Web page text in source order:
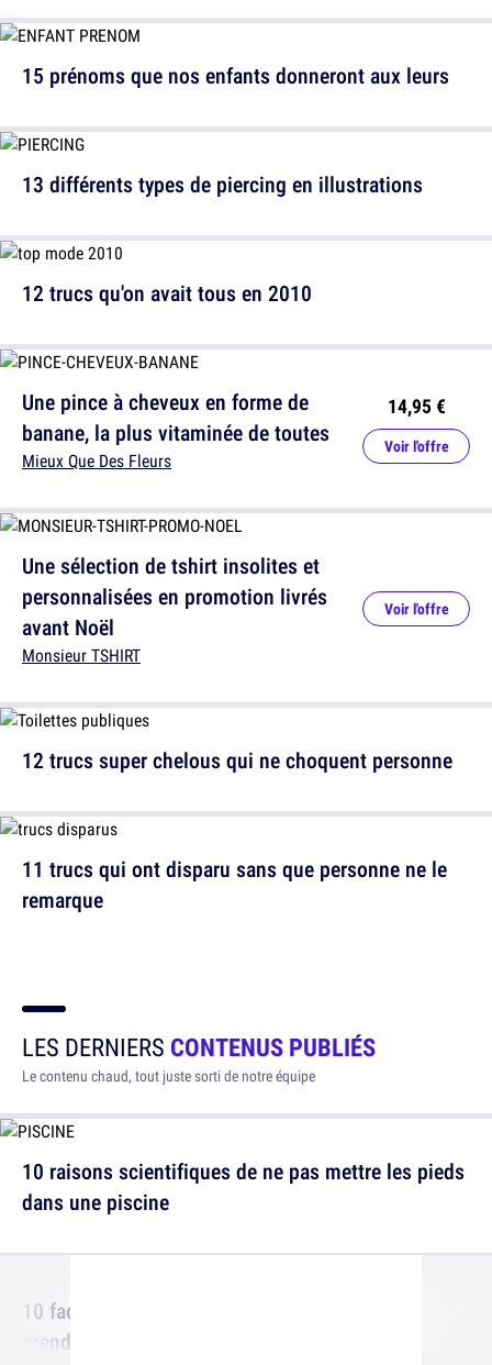
15 prénoms que nos enfants donneront aux leurs
12 trucs qu'on avait tous en 2010
Une sélection de tshirt insolites et
personnalisées en promotion livrés
avant Noël
Monsieur TSHIRT
Voir l'offre
11 trucs qui ont disparu sans que personne ne le
remarque
13 différents types de piercing en illustrations
Une pince à cheveux en forme de
banane, la plus vitaminée de toutes
Mieux Que Des Fleurs
14,95 €
Voir l'offre
12 trucs super chelous qui ne choquent personne
LES DERNIERS CONTENUS PUBLIÉS
Le contenu chaud, tout juste sorti de notre équipe
10 raisons scientifiques de ne pas mettre les pieds
dans une piscine
10 façons fourbes de tuer un moustique, on y
prend du plaisir